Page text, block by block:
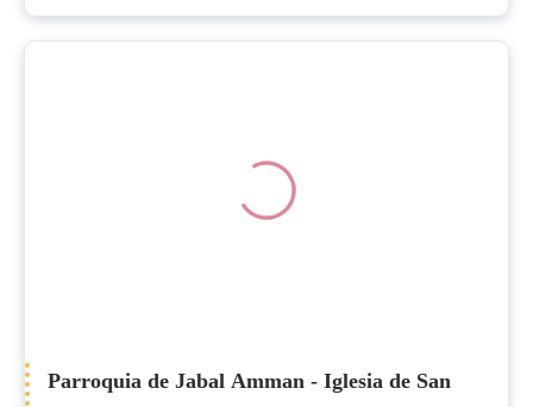
Parroquia de Jabal Amman - Iglesia de San